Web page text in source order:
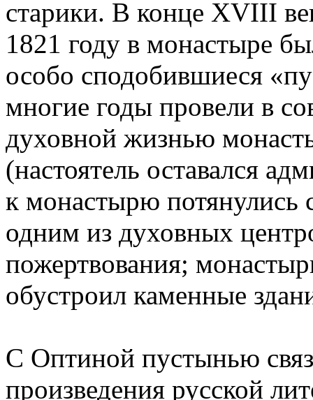
старики. В конце XVIII
1821 году в монастыре
особо сподобившиеся
многие годы провели в
духовной жизнью
(настоятель оставался
к монастырю потянулись
одним из духовных
пожертвования;
обустроил каменные
С Оптиной пустынью
произведения русской